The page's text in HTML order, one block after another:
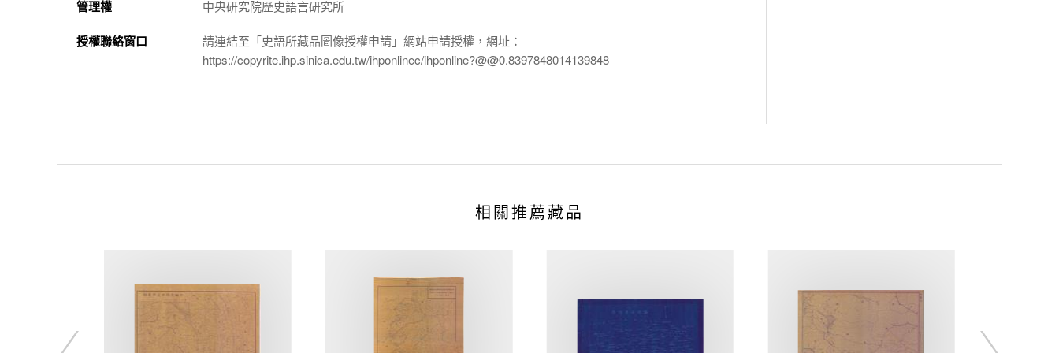
管理權 中央研究院歷史語言研究所
授權聯絡窗口
請連結至「史語所藏品圖像授權申請」網站申請授權，網址：
https://copyrite.ihp.sinica.edu.tw/ihponlinec/ihponline?@@0.8397848014139848
相關推薦藏品